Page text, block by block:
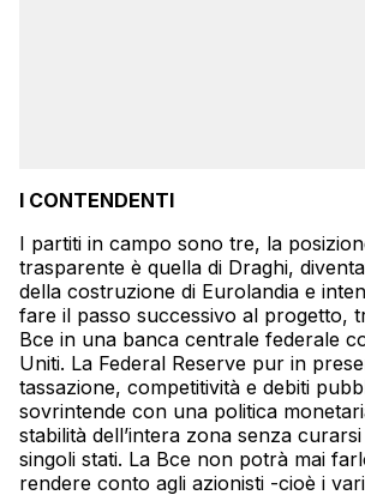
I CONTENDENTI
I partiti in campo sono tre, la
trasparente è quella di Draghi,
della costruzione di Eurolandia e
fare il passo successivo al progetto,
Bce in una banca centrale federale
Uniti. La Federal Reserve pur in
tassazione, competitività e debiti
sovrintende con una politica
stabilità dell’intera zona senza
singoli stati. La Bce non potrà mai
rendere conto agli azionisti -cioè i